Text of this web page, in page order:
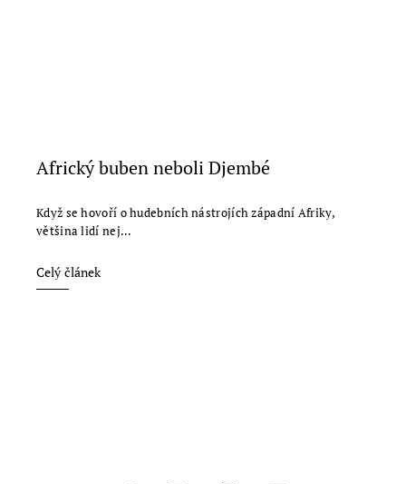
Africký buben neboli Djembé
Když se hovoří o hudebních nástrojích západní Afriky,
většina lidí nej...
Celý článek